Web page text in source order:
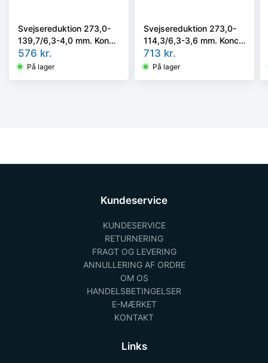
Svejsereduktion 273,0-
139,7/6,3-4,0 mm. Konc.
Kval. P235GH, EN 10253-
2/rk2 type B
576 kr.
På lager
Svejsereduktion 273,0-
114,3/6,3-3,6 mm. Konc.
Kval. P235GH, EN 10253-
2/rk2 type B
713 kr.
På lager
Kundeservice
KUNDESERVICE
RETURNERING
FRAGT OG LEVERING
ANNULLERING AF ORDRE
OM OS
HANDELSBETINGELSER
E-MÆRKET
KONTAKT
Links